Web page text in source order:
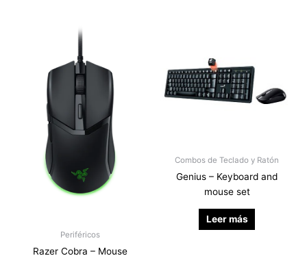
Periféricos
Razer Cobra – Mouse
Combos de Teclado y Ratón
Genius – Keyboard and
mouse set
Leer más